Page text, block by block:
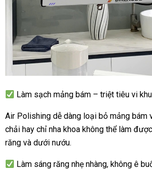
Làm sạch mảng bám – triệt tiêu vi
Air Polishing dễ dàng loại bỏ mảng bám
chải hay chỉ nha khoa không thể làm
răng và dưới nướu.
Làm sáng răng nhẹ nhàng, không ê